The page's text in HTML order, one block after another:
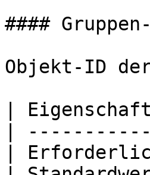
####
Objekt-ID
|
|
|